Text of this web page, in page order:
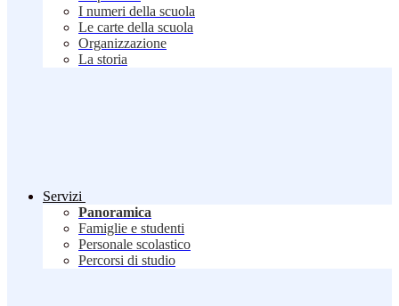
I numeri della scuola
Le carte della scuola
Organizzazione
La storia
Servizi
Panoramica
Famiglie e studenti
Personale scolastico
Percorsi di studio